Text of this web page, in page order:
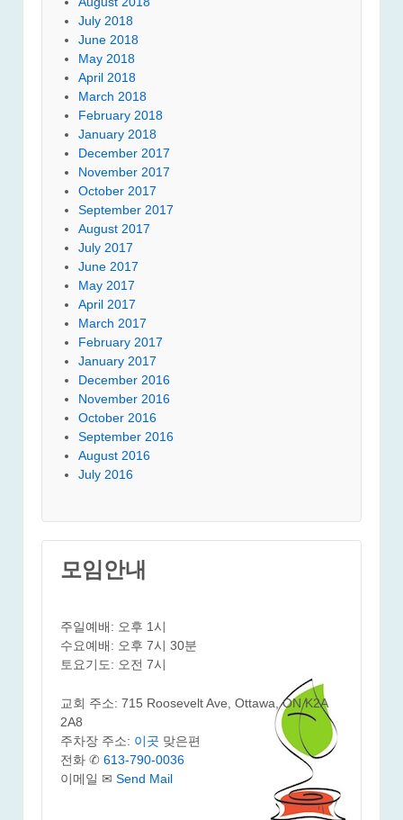
July 2018
June 2018
May 2018
April 2018
March 2018
February 2018
January 2018
December 2017
November 2017
October 2017
September 2017
August 2017
July 2017
June 2017
May 2017
April 2017
March 2017
February 2017
January 2017
December 2016
November 2016
October 2016
September 2016
August 2016
July 2016
모임안내
주일예배: 오후 1시
수요예배: 오후 7시 30분
토요기도: 오전 7시
교회 주소: 715 Roosevelt Ave, Ottawa, ON K2A
2A8
주차장 주소: 이곳 맞은편
전화 ✆ 613-790-0036
이메일 ✉ Send Mail